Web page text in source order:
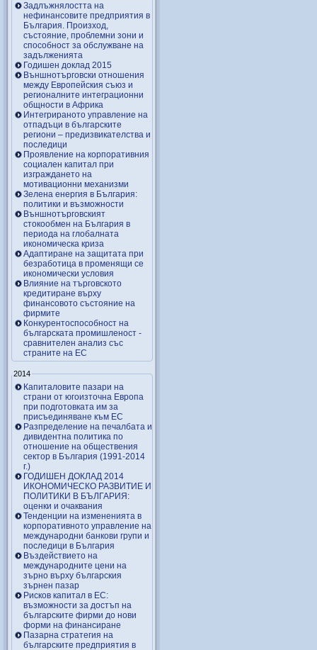
Задлъжнялостта на
нефинансовите предприятия в
България. Произход,
състояние, проблемни зони и
способност за обслужване на
задълженията
Годишен доклад 2015
Външнотърговски отношения
между Европейския съюз и
регионалните интеграционни
общности в Африка
Интегрираното управление на
отпадъци в българските
региони – предизвикателства и
последици
Проявление на корпоративния
социален капитал при
изграждането на
мотивационни механизми
Зелена енергия в България:
политики и възможности
Външнотърговският
стокообмен на България в
периода на глобалната
икономическа криза
Адаптиране на защитата при
безработица в променящи се
икономически условия
Влияние на търговското
кредитиране върху
финансовото състояние на
фирмите
Конкурентоспособност на
българската промишленост -
сравнителен анализ със
страните на ЕС
2014
Капиталовите пазари на
страни от югоизточна Европа
при подготовката им за
присъединяване към ЕС
Разпределение на печалбата и
дивидентна политика по
отношение на обществения
сектор в България (1991-2014
г.)
ГОДИШЕН ДОКЛАД 2014
ИКОНОМИЧЕСКО РАЗВИТИЕ И
ПОЛИТИКИ В БЪЛГАРИЯ:
оценки и очаквания
Тенденции на измененията в
корпоративното управление на
международни банкови групи и
последици в България
Въздействието на
международните цени на
зърно върху българския
зърнен пазар
Рисков капитал в ЕС:
възможности за достъп на
българските фирми до нови
форми на финансиране
Пазарна стратегия на
българските предприятия в